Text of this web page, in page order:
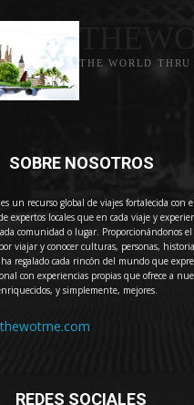
THE WORLD
SOBRE NOSOTROS
un recurso global de viajes fortalecida con
expertos locales que en cada viaje y
comunidad o lugar. Proporcionándonos
viajar y conocer culturas, personas,
regalado cada rincón del mundo que
con experiencias propias que ofrece a
y simplemente, mejores.
REDES SOCIALES